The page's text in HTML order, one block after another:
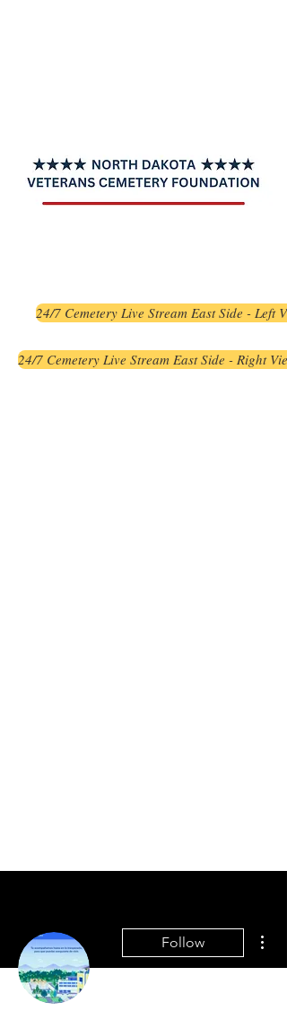
24/7 Cemetery Live Stream East Side - Left
24/7 Cemetery Live Stream East Side - Right View
Follow